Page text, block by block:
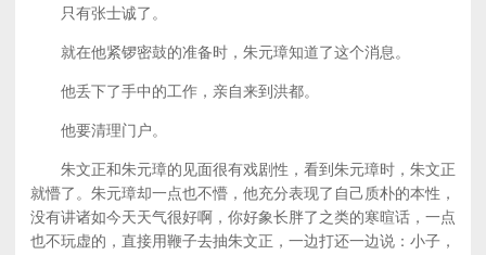
只有张士诚了。
就在他紧锣密鼓的准备时，朱元璋知道了这个消息。
他丢下了手中的工作，亲自来到洪都。
他要清理门户。
朱文正和朱元璋的见面很有戏剧性，看到朱元璋时，朱文正
就懵了。朱元璋却一点也不懵，他充分表现了自己质朴的本性，
没有讲诸如今天天气很好啊，你好象长胖了之类的寒暄话，一点
也不玩虚的，直接用鞭子去抽朱文正，一边打还一边说：小子，